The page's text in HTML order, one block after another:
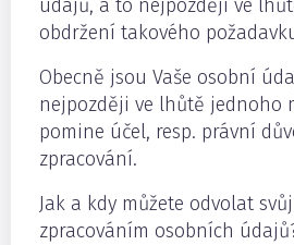
údajů, a to nejpozději ve
obdržení takového
Obecně jsou Vaše osobní
nejpozději ve lhůtě jednoho
pomine účel, resp. právní
zpracování.
Jak a kdy můžete odvolat
zpracováním osobních